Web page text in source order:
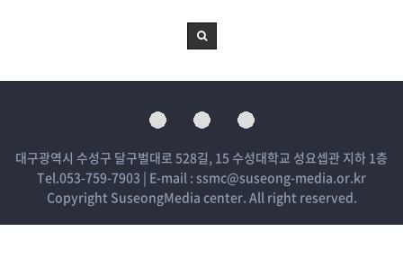
대구광역시 수성구 달구벌대로 528길, 15 수성대학교 성요셉관 지하 1층
Tel.053-759-7903 | E-mail : ssmc@suseong-media.or.kr
Copyright SuseongMedia center. All right reserved.